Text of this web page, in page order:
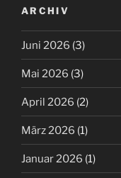
ARCHIV
Juni 2026 (3)
Mai 2026 (3)
April 2026 (2)
März 2026 (1)
Januar 2026 (1)